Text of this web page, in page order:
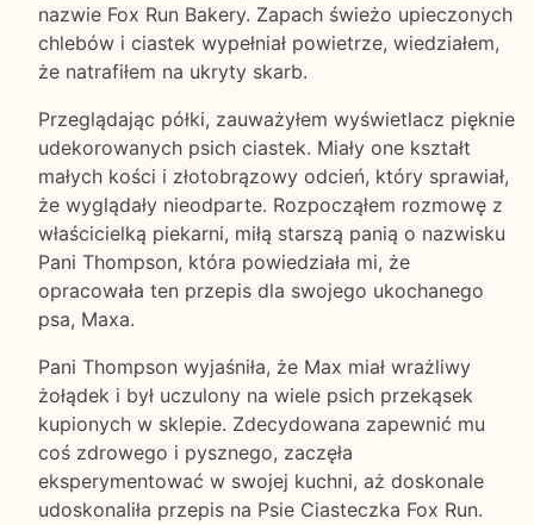
nazwie Fox Run Bakery. Zapach świeżo upieczonych
chlebów i ciastek wypełniał powietrze, wiedziałem,
że natrafiłem na ukryty skarb.
Przeglądając półki, zauważyłem wyświetlacz pięknie
udekorowanych psich ciastek. Miały one kształt
małych kości i złotobrązowy odcień, który sprawiał,
że wyglądały nieodparte. Rozpocząłem rozmowę z
właścicielką piekarni, miłą starszą panią o nazwisku
Pani Thompson, która powiedziała mi, że
opracowała ten przepis dla swojego ukochanego
psa, Maxa.
Pani Thompson wyjaśniła, że Max miał wrażliwy
żołądek i był uczulony na wiele psich przekąsek
kupionych w sklepie. Zdecydowana zapewnić mu
coś zdrowego i pysznego, zaczęła
eksperymentować w swojej kuchni, aż doskonale
udoskonaliła przepis na Psie Ciasteczka Fox Run.